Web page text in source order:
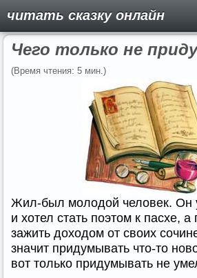
читать сказку онлайн
Чего только не
(Время чтения: 5 мин.)
Жил-был молодой человек. Он
и хотел стать поэтом к пасхе,
зажить доходом от своих
значит придумывать что-то
вот только придумывать не